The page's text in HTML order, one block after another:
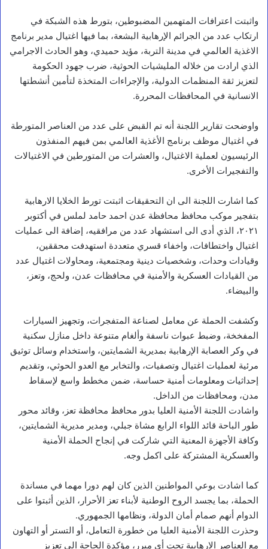
واثبتت اعترافات المتهمين المضبوطين، بتورط هذه الشبكة في
ارتكاب عدد من الجرائم الإرهابية البشعة، بما فيها اغتيال مدير برنامج
الاغذية العالمي في مدينة التربة، مؤيد حميدي، وهو الحادث الاجرامي
الذي ارادت من خلاله المليشيات الحوثية، ضرب جهود الحكومة
لتعزيز ثقة المنظمات الدولية، والإجراءات المتخذة لتأمين أنشطتها
الانسانية في المحافظات المحررة.
واوضحت تقارير اللجنة أنه تم القبض على عدد من العناصر المتورطة
في اغتيال موظف برنامج الأغذية العالمي بمن فيهم المنفذون
الرئيسيون لعملية الاغتيال، والعشرات من المتورطين في الاغتيالات
والتفجيرات الأخرى.
كما اشارت اللجنة الى ان التحقيقات اثبتت تورط الخلايا الارهابية
بتفجير موكب محافظ محافظة عدن احمد حامد لملس في أكتوبر
٢٠٢١، الذي أدى الى استشهاد عدد من مرافقيه، إضافة الى عمليات
اغتيال واختطافات، واخفاء قسري متعددة استهدفت محققين،
وقيادات وحدات، وشخصيات دينية ومجتمعية، ومحاولات اغتيال عدد
من القيادات العسكرية والأمنية في محافظات عدن، ولحج، وتعز،
والبيضاء.
وكشفت الحملة عن معامل لصناعة المتفجرات، وتجهيز السيارات
المفخخة، وضبط عبوات ناسفة وألغام متنوعة داخل منازل سكنية
في وكر العصابة الإرهابية بمديرية الشمايتين، واستخدام وسائل توثيق
مرئية لعمليات اغتيال وتصفيات، والتخابر مع العدو الحوثي، وتقديم
إحداثيات ومعلومات أمنية حساسة، ضمن مخطط واسع لإسقاط
مدن، ومحافظات من الداخل.
واشادت اللجنة الأمنية العليا بدور محافظ محافظة تعز، وقائد محور
طور الباحة قائد اللواء الرابع مشاة جبلي، ومدير مديرية الشمايتين،
وكافة الأجهزة المعنية التي شاركت في إنجاح الحملة الأمنية
والعسكرية المشتركة على اكمل وجه.
كما اشادت بوعي المواطنين الذين كان لهم دورا مهما في مساندة
الحملة، بما يجسد الروح الوطنية لأبناء تعز الأحرار، الذين أثبتوا على
الدوام أنهم صمام أمان الدولة، ونظامها الجمهوري.
وحذرت اللجنة الأمنية العليا من خطورة التعامل، أو التستر أو التهاون
مع العناصر الارهابية تحت أي مبرر، مؤكدة الحاجة الى تعزيز